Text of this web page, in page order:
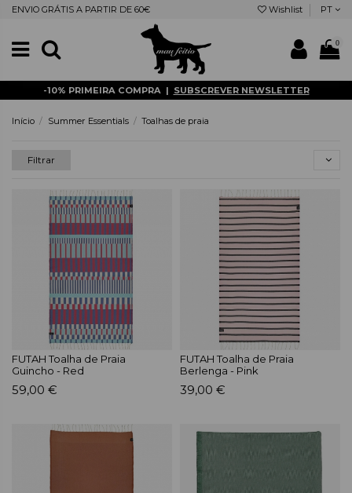
ENVIO GRÁTIS A PARTIR DE 60€ Wishlist PT
0
-10% PRIMEIRA COMPRA | SUBSCREVER NEWSLETTER
Início Summer Essentials Toalhas de praia
Filtrar
FUTAH Toalha de Praia
Guincho - Red
59,00 €
FUTAH Toalha de Praia
Berlenga - Pink
39,00 €